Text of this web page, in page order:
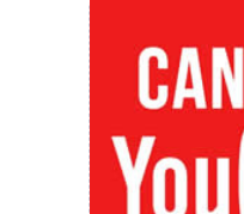
desenvolvimento,
município de Picos,
Aldo Gil durante
preciso dar
desenvolvimento